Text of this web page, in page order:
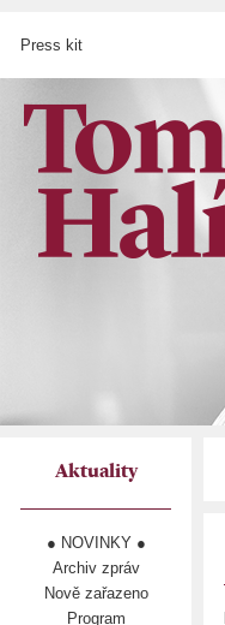
Press kit
Aktuality
● NOVINKY ●
Archiv zpráv
Nově zařazeno
Program